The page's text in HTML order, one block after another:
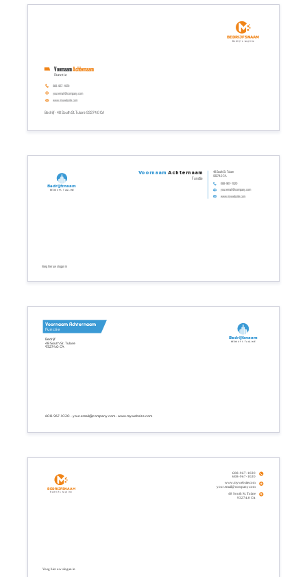
Bedrijf - 48 South St. Tulare 93274.0 CA
your.email@company.com
www.mywebsite.com
608-967-1020
Functie
VoornaamAchternaam
Bedrijfsnaam
Bedrijfs tagline
Voeg hier uw slogan in
www.mywebsite.com
608-967-1020
your.email@company.com
Voornaam Achternaam
Functie
48 South St. Tulare
93274.0 CA
Bedrijfsnaam
Bedrijfs tagline
608-967-1020 - your.email@company.com - www.mywebsite.com
Bedrijf
48 South St. Tulare
93274.0 CA
Voornaam Achternaam
Functie
Bedrijfsnaam
Bedrijfs tagline
Voeg hier uw slogan in
48 South St. Tulare
93274.0 CA
www.mywebsite.com
your.email@company.com
608-967-1020
608-967-1020
Bedrijfsnaam
Bedrijfs tagline